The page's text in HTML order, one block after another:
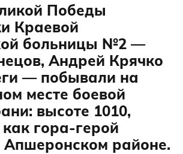
Победы
Краевой
больницы №2 —
Андрей Крячко
— побывали на
месте боевой
высоте 1010,
как гора-герой
Апшеронском районе.